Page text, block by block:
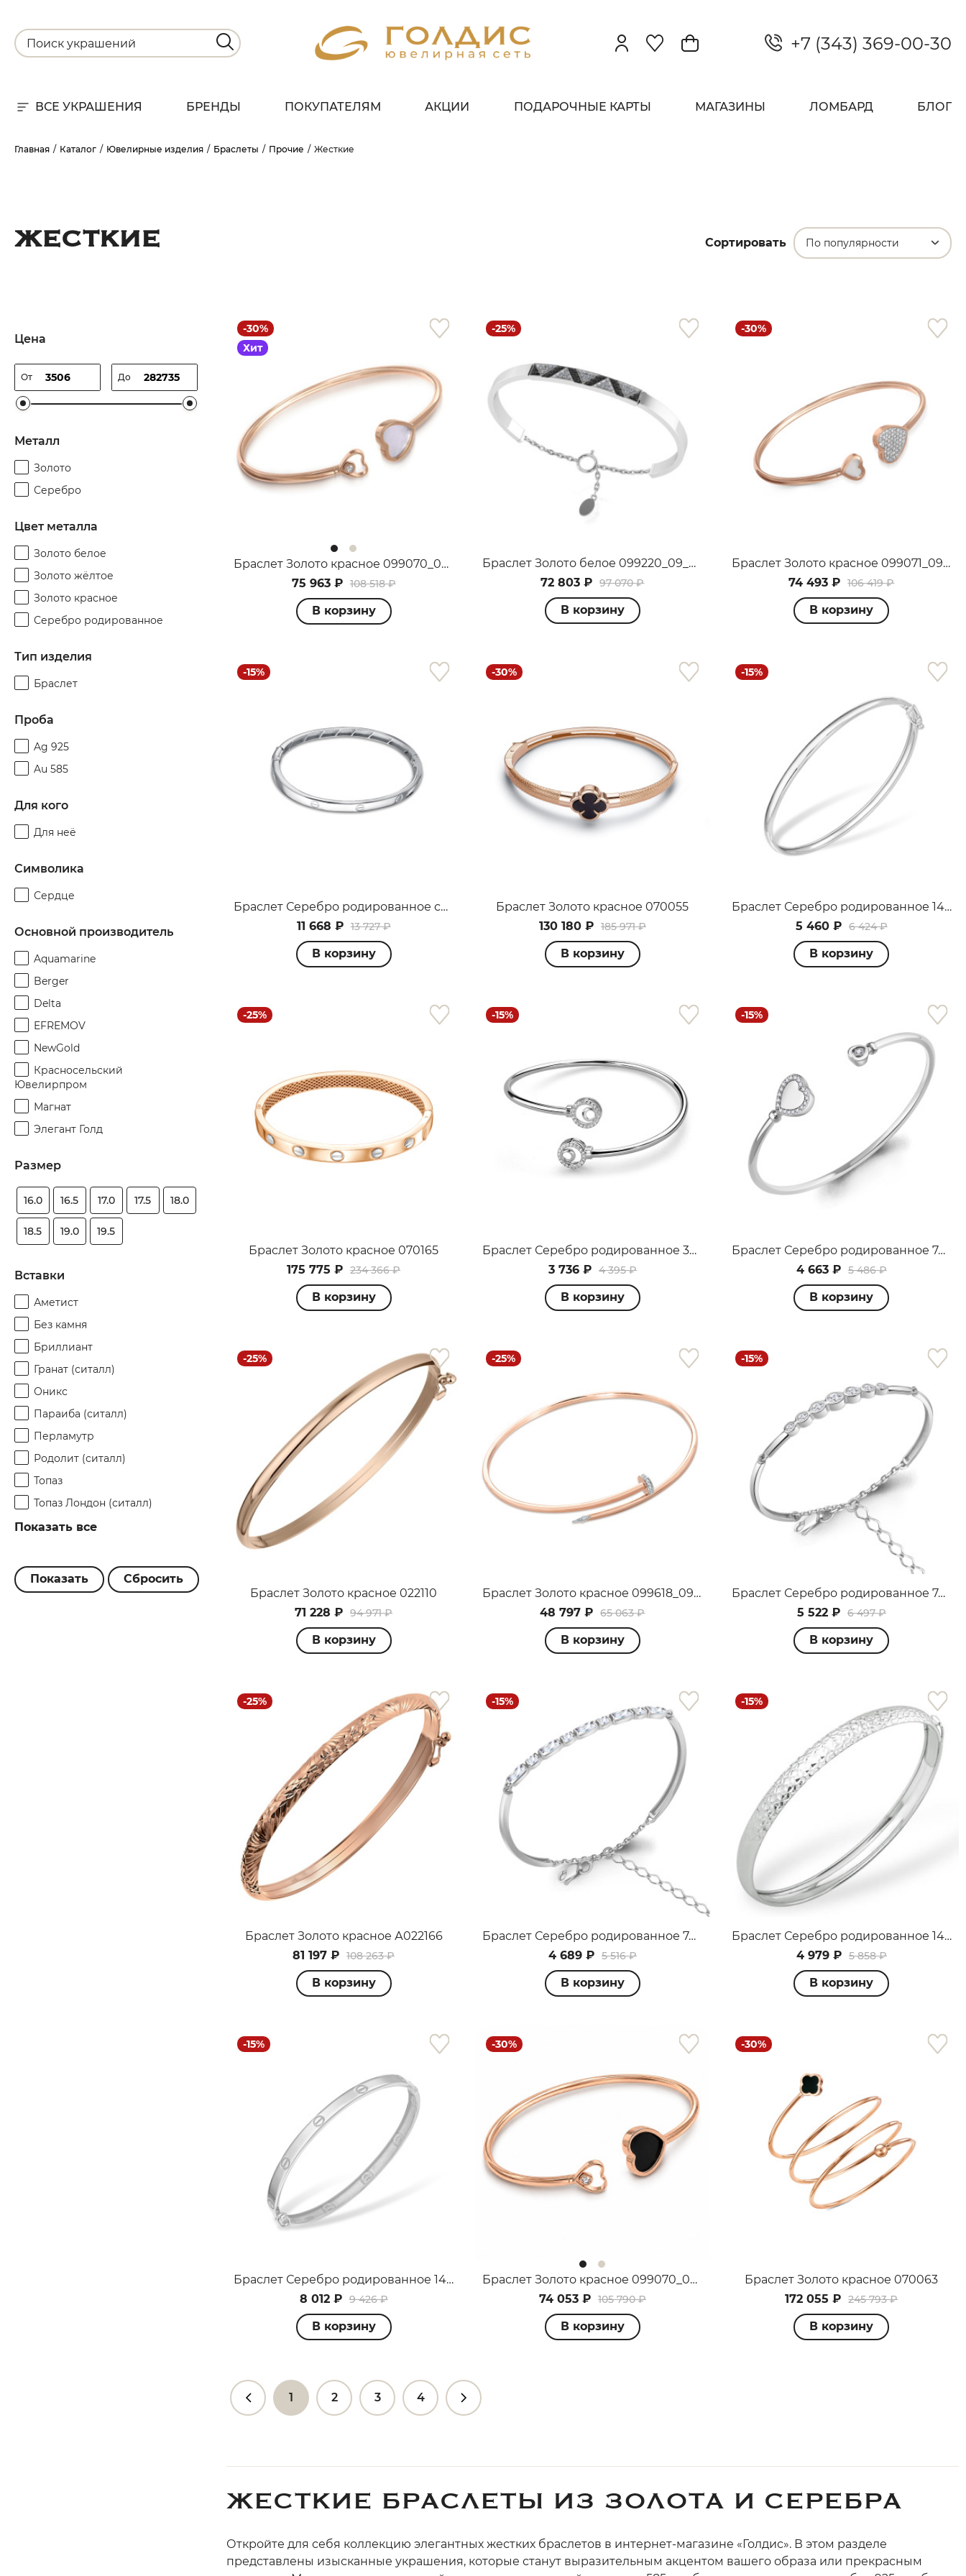
+7 (343) 369-00-30
ВСЕ УКРАШЕНИЯ БРЕНДЫ ПОКУПАТЕЛЯМ АКЦИИ ПОДАРОЧНЫЕ КАРТЫ МАГАЗИНЫ ЛОМБАРД БЛОГ
Главная Каталог Ювелирные изделия Браслеты Прочие Жесткие
ЖЕСТКИЕ
Цена
От До
Металл
Золото
Серебро
Цвет металла
Золото белое
Золото жёлтое
Золото красное
Серебро родированное
Тип изделия
Браслет
Проба
Ag 925
Au 585
Для кого
Для неё
Символика
Сердце
Основной производитель
Aquamarine
Berger
Delta
EFREMOV
NewGold
Красносельский
Ювелирпром
Магнат
Элегант Голд
Размер
16.0 16.5 17.0 17.5 18.0
18.5 19.0 19.5
Вставки
Аметист
Без камня
Бриллиант
Гранат (ситалл)
Оникс
Параиба (ситалл)
Перламутр
Родолит (ситалл)
Топаз
Топаз Лондон (ситалл)
Показать все
-30%
Хит
Браслет Золото красное 099070_09_01_000_2848
75 963 ₽ 108 518 ₽
В корзину
-25%
Браслет Золото белое 099220_09_02_015_2472
72 803 ₽ 97 070 ₽
В корзину
-30%
Браслет Золото красное 099071_09_01_005_2923
74 493 ₽ 106 419 ₽
В корзину
-15%
Браслет Серебро родированное с7704566
11 668 ₽ 13 727 ₽
В корзину
-30%
Браслет Золото красное 070055
130 180 ₽ 185 971 ₽
В корзину
-15%
Браслет Серебро родированное 14000111763
5 460 ₽ 6 424 ₽
В корзину
-25%
Браслет Золото красное 070165
175 775 ₽ 234 366 ₽
В корзину
-15%
Браслет Серебро родированное 320704G152-17
3 736 ₽ 4 395 ₽
В корзину
-15%
Браслет Серебро родированное 74839А.5
4 663 ₽ 5 486 ₽
В корзину
-25%
Браслет Золото красное 022110
71 228 ₽ 94 971 ₽
В корзину
-25%
Браслет Золото красное 099618_09_01_005_0004
48 797 ₽ 65 063 ₽
В корзину
-15%
Браслет Серебро родированное 74632А.5
5 522 ₽ 6 497 ₽
В корзину
-25%
Браслет Золото красное А022166
81 197 ₽ 108 263 ₽
В корзину
-15%
Браслет Серебро родированное 74630.5
4 689 ₽ 5 516 ₽
В корзину
-15%
Браслет Серебро родированное 1400111243
4 979 ₽ 5 858 ₽
В корзину
-15%
Браслет Серебро родированное 14000111456
8 012 ₽ 9 426 ₽
В корзину
-30%
Браслет Золото красное 099070_09_01_000_0414
74 053 ₽ 105 790 ₽
В корзину
-30%
Браслет Золото красное 070063
172 055 ₽ 245 793 ₽
В корзину
1 2 3 4
ЖЕСТКИЕ БРАСЛЕТЫ ИЗ ЗОЛОТА И СЕРЕБРА
Откройте для себя коллекцию элегантных жестких браслетов в интернет-магазине «Голдис». В этом разделе
представлены изысканные украшения, которые станут выразительным акцентом вашего образа или прекрасным
Добавляйте товары в корзину
Получайте товарвыбранный способом
Подробнееоб оплате Плайтом
plait.ru